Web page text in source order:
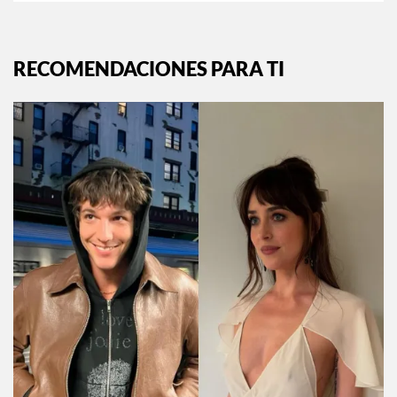
RECOMENDACIONES PARA TI